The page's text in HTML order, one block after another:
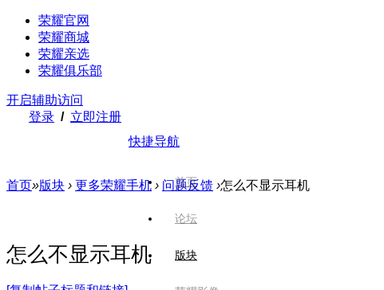
荣耀官网
荣耀商城
荣耀亲选
荣耀俱乐部
开启辅助访问
登录 / 立即注册
快捷导航
首页
论坛
版块
首页»版块 › 更多荣耀手机 › 问题反馈 ›怎么不显示耳机
怎么不显示耳机